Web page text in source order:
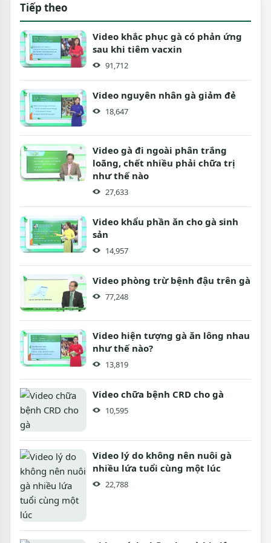
Tiếp theo
Video khắc phục gà có phản ứng
sau khi tiêm vacxin
91,712
Video nguyên nhân gà giảm đẻ
18,647
Video gà đi ngoài phân trắng
loãng, chết nhiều phải chữa trị
như thế nào
27,633
Video khẩu phần ăn cho gà sinh
sản
14,957
Video phòng trừ bệnh đậu trên gà
77,248
Video hiện tượng gà ăn lông nhau
như thế nào?
13,819
Video chữa bệnh CRD cho gà
10,595
Video lý do không nên nuôi gà
nhiều lứa tuổi cùng một lúc
22,788